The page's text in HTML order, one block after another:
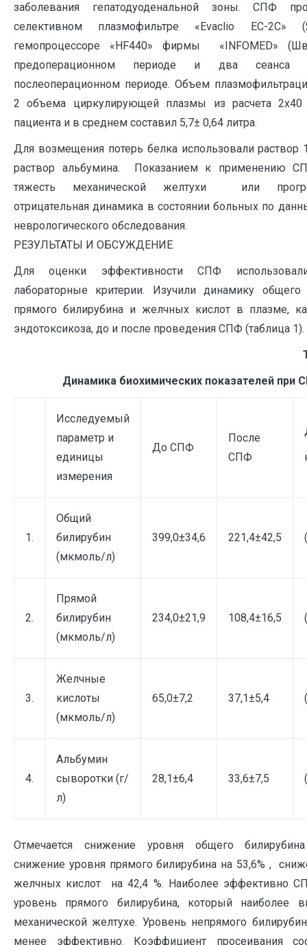
заболевания гепатодуоденальной зоны. СПФ
селективном плазмофильтре «Evaclio EC-2C»
гемопроцессоре «HF440» фирмы «INFOMED»
предоперационном периоде и два
послеоперационном периоде. Объем
2 объема циркулирующей плазмы из расчета
пациента и в среднем составил 5,7± 0,64 литра.
Для возмещения потерь белка использовали раствор
раствор альбумина. Показанием к применению
тяжесть механической желтухи или
отрицательная динамика в состоянии больных по
неврологического обследования.
РЕЗУЛЬТАТЫ И ОБСУЖДЕНИЕ
Для оценки эффективности СПФ
лабораторные критерии. Изучили динамику общего
прямого билирубина и желчных кислот в плазме,
эндотоксикоза, до и после проведения СПФ (таблица 1).
Динамика биохимических показателей при
Исследуемый
параметр и
единицы
измерения
До СПФ
После
СПФ
1.
Общий
билирубин
(мкмоль/л)
399,0±34,6 221,4±42,5
2.
Прямой
билирубин
(мкмоль/л)
234,0±21,9 108,4±16,5
3.
Желчные
кислоты
(мкмоль/л)
65,0±7,2 37,1±5,4
4.
Альбумин
сыворотки (г/
л)
28,1±6,4 33,6±7,5
Отмечается снижение уровня общего
снижение уровня прямого билирубина на 53,6% ,
желчных кислот на 42,4 %. Наиболее эффективно
уровень прямого билирубина, который наиболее
механической желтухе. Уровень непрямого
менее эффективно. Коэффициент просеивания